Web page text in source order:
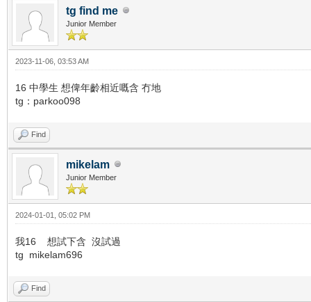
tg find me
Junior Member
2023-11-06, 03:53 AM
16 中學生 想俾年齡相近嘅含 冇地
tg：parkoo098
Find
mikelam
Junior Member
2024-01-01, 05:02 PM
我16 想試下含 沒試過
tg mikelam696
Find